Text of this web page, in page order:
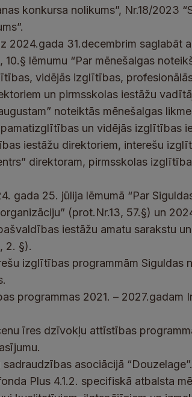
konkursa nolikums”, Nr.18/2023
2024.gada 31.decembrim saglabāt
lēmumu “Par mēnešalgas
vidējās izglītības,
un pirmsskolas iestāžu
noteiktās mēnešalgas
un vidējās izglītības
iestāžu direktoriem, interešu
direktoram, pirmsskolas
gada 25. jūlija lēmumā “Par
(prot.Nr.13, 57.§) un
iestāžu amatu sarakstu
2. §).
izglītības programmām Siguldas
programmas 2021. – 2027.gadam
īres dzīvokļu attīstības
asociācijā “Douzelage”.
Plus 4.1.2. specifiskā atbalsta